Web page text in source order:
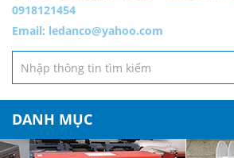
0918121454
Email: ledanco@yahoo.com
DANH MỤC